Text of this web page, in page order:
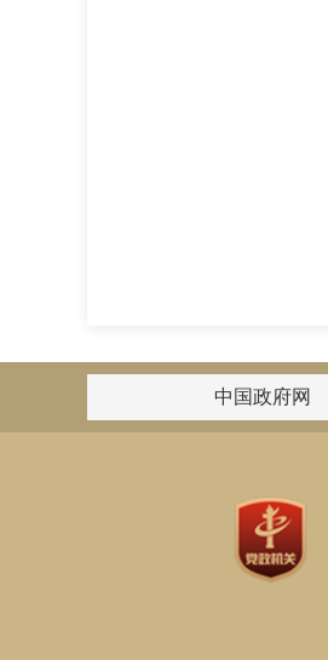
中国政府网